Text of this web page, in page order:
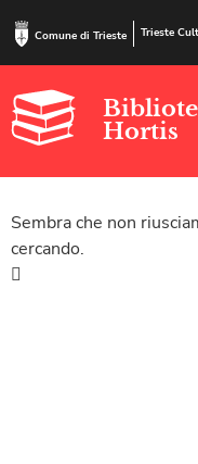
Comune di Trieste Trieste
Hortis
Sembra che non
cercando.